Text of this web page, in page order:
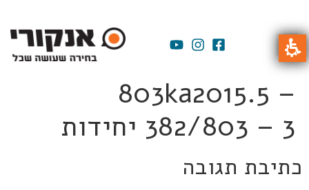
803ka2015.5 –
382/803 – 3 יחידות
כתיבת תגובה